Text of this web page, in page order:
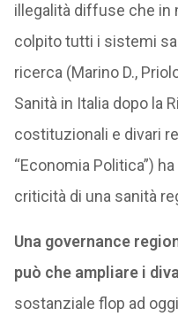
illegalità diffuse che in
colpito tutti i sistemi
ricerca (Marino D.,
Sanità in Italia dopo la
costituzionali e divari
“Economia Politica”)
criticità di una sanità
Una governance
può che ampliare i
sostanziale flop ad